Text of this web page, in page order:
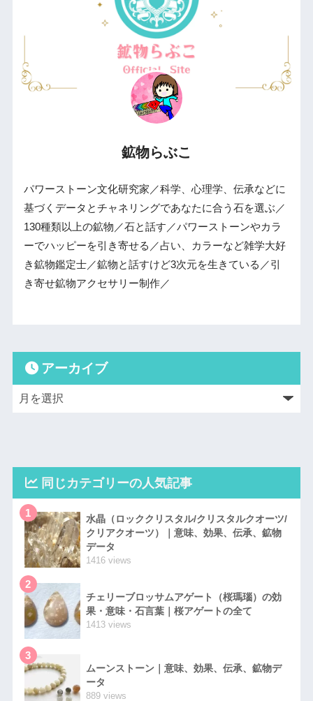
鉱物らぶこ
パワーストーン文化研究家／科学、心理学、伝承などに
基づくデータとチャネリングであなたに合う石を選ぶ／
130種類以上の鉱物／石と話す／パワーストーンやカラ
ーでハッピーを引き寄せる／占い、カラーなど雑学大好
き鉱物鑑定士／鉱物と話すけど3次元を生きている／引
き寄せ鉱物アクセサリー制作／
アーカイブ
同じカテゴリーの人気記事
1
水晶（ロッククリスタル/クリスタルクオーツ/
クリアクオーツ）｜意味、効果、伝承、鉱物
データ
1416 views
2
チェリーブロッサムアゲート（桜瑪瑙）の効
果・意味・石言葉｜桜アゲートの全て
1413 views
3
ムーンストーン｜意味、効果、伝承、鉱物デ
ータ
889 views